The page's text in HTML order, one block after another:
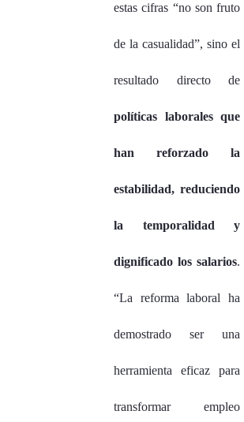
estas cifras “no son fruto
de la casualidad”, sino el
resultado directo de
políticas laborales que
han reforzado la
estabilidad, reduciendo
la temporalidad y
dignificado los salarios.
“La reforma laboral ha
demostrado ser una
herramienta eficaz para
transformar empleo